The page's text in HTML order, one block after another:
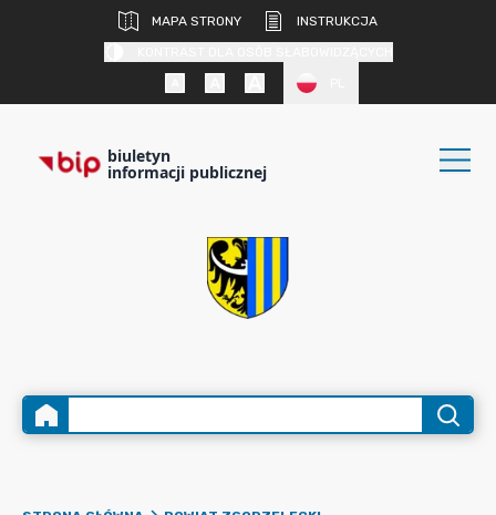
MAPA STRONY
INSTRUKCJA
biuletyn
informacji publicznej